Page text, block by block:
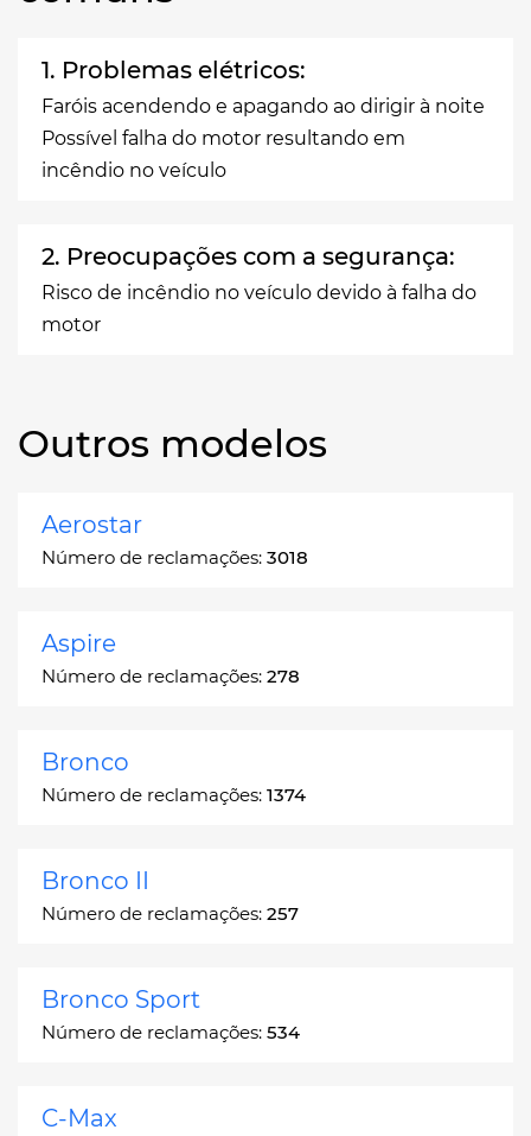
1. Problemas elétricos:
Faróis acendendo e apagando ao dirigir à noite
Possível falha do motor resultando em
incêndio no veículo
2. Preocupações com a segurança:
Risco de incêndio no veículo devido à falha do
motor
Outros modelos
Aerostar
Número de reclamações: 3018
Aspire
Número de reclamações: 278
Bronco
Número de reclamações: 1374
Bronco II
Número de reclamações: 257
Bronco Sport
Número de reclamações: 534
C-Max